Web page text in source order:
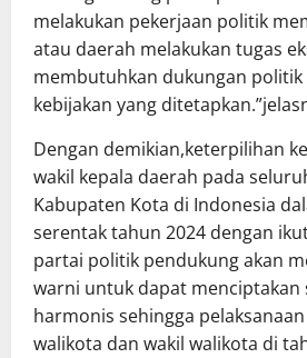
melakukan pekerjaan politik
atau daerah melakukan tugas
membutuhkan dukungan
kebijakan yang
Dengan demikian,keterpilihan
wakil kepala daerah pada
Kabupaten Kota di Indonesia
serentak tahun 2024 dengan
partai politik pendukung akan
warni untuk dapat menciptakan
harmonis sehingga
walikota dan wakil walikota di